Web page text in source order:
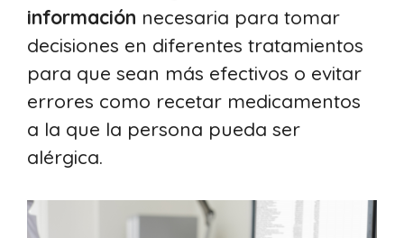
información necesaria para tomar
decisiones en diferentes tratamientos
para que sean más efectivos o evitar
errores como recetar medicamentos
a la que la persona pueda ser
alérgica.